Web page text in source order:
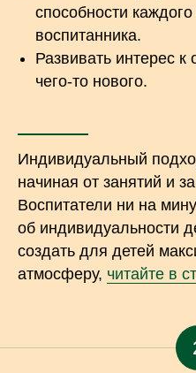
способности
воспитанника.
Развивать интерес
чего-то нового.
Индивидуальный
начиная от занятий и
Воспитатели ни на
об индивидуальности
создать для детей
атмосферу, читайте в